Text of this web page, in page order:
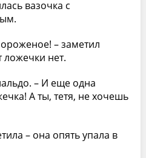
вазочка с
– заметил
ложечки нет.
– И еще одна
А ты, тетя, не хочешь
– она опять упала в